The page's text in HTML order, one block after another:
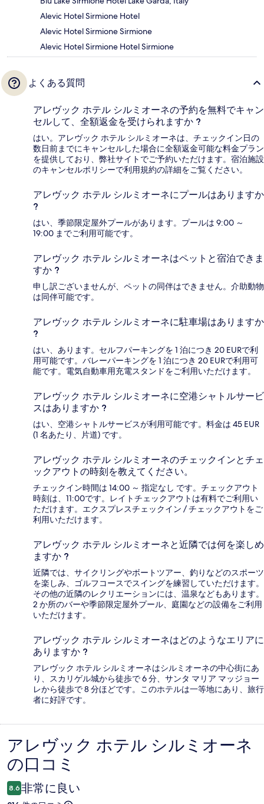
Alevic Hotel Sirmione Hotel
Alevic Hotel Sirmione Sirmione
Alevic Hotel Sirmione Hotel Sirmione
よくある質問
アレヴック ホテル シルミオーネの予約を無料でキャン
セルして、全額返金を受けられますか ?
はい。アレヴック ホテル シルミオーネは、チェックイン日の
数日前までにキャンセルした場合に全額返金可能な料金プラン
を提供しており、弊社サイトでご予約いただけます。宿泊施設
のキャンセルポリシーで利用規約の詳細をご覧ください。
アレヴック ホテル シルミオーネにプールはありますか
?
はい、季節限定屋外プールがあります。プールは 9:00 ～
19:00 までご利用可能です。
アレヴック ホテル シルミオーネはペットと宿泊できま
すか ?
申し訳ございませんが、ペットの同伴はできません。介助動物
は同伴可能です。
アレヴック ホテル シルミオーネに駐車場はありますか
?
はい、あります。セルフパーキングを 1 泊につき 20 EURで利
用可能です。バレーパーキングを 1 泊につき 20 EURで利用可
能です。電気自動車用充電スタンドをご利用いただけます。
アレヴック ホテル シルミオーネに空港シャトルサービ
スはありますか ?
はい、空港シャトルサービスが利用可能です。料金は 45 EUR
(1 名あたり、片道) です。
アレヴック ホテル シルミオーネのチェックインとチェ
ックアウトの時刻を教えてください。
チェックイン時間は 14:00 ～ 指定なし です。チェックアウト
時刻は、11:00です。レイトチェックアウトは有料でご利用い
ただけます。エクスプレスチェックイン / チェックアウトをご
利用いただけます。
アレヴック ホテル シルミオーネと近隣では何を楽しめ
ますか ?
近隣では、サイクリングやボートツアー、釣りなどのスポーツ
を楽しみ、ゴルフコースでスイングを練習していただけます。
その他の近隣のレクリエーションには、温泉などもあります。
2 か所のバーや季節限定屋外プール、庭園などの設備をご利用
いただけます。
アレヴック ホテル シルミオーネはどのようなエリアに
ありますか ?
アレヴック ホテル シルミオーネはシルミオーネの中心街にあ
り、スカリゲル城から徒歩で 6 分、サンタ マリア マッジョー
レから徒歩で 8 分ほどです。このホテルは一等地にあり、旅行
者に好評です。
口
コ
ミ
アレヴック ホテル シルミオーネ
の口コミ
8.6 非常に良い